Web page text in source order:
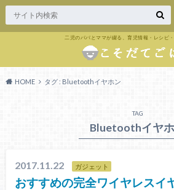
二児のパパとママが綴る、育児情報・レシピ・
HOME タグ : Bluetoothイヤホン
TAG
Bluetoothイヤ
2017.11.22 ガジェット
おすすめの完全ワイヤレスイ